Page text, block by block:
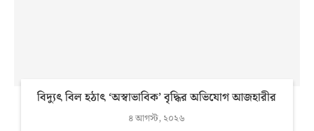
বিদ্যুৎ বিল হঠাৎ ‘অস্বাভাবিক’ বৃদ্ধির অভিযোগ আজহারীর
৪ আগস্ট, ২০২৬